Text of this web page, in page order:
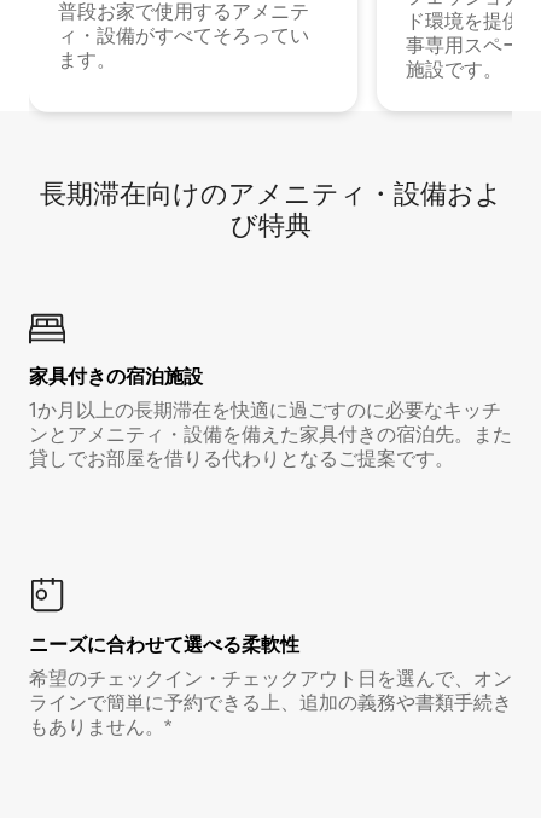
普段お家で使用するアメニテ
ィ・設備がすべてそろってい
ます。
ド環境を提供
事専用スペー
施設です。
長期滞在向け⁠のア⁠メ⁠ニ⁠テ⁠ィ⁠・設⁠備⁠およ
び特⁠典
家具付き⁠の宿⁠泊⁠施⁠設
1か月以上の長期滞在を快適に過ごすのに必要なキッチ
ンとアメニティ・設備を備えた家具付きの宿泊先。また
貸しでお部屋を借りる代わりとなるご提案です。
ニーズに合わせて選べる柔軟性
希望のチェックイン・チェックアウト日を選んで、オン
ラインで簡単に予約できる上、追加の義務や書類手続き
もありません。*